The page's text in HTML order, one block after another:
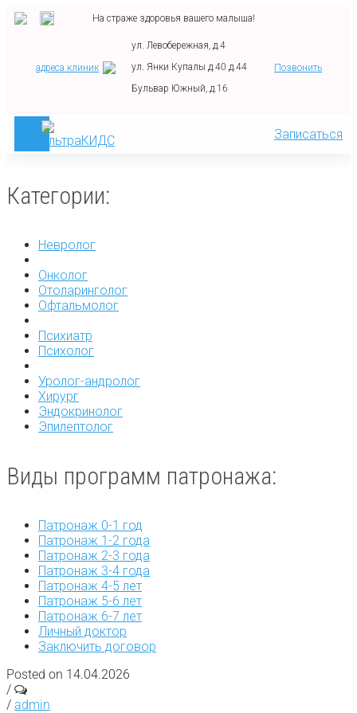
адреса клиник
ул. Левобережная, д.4
ул. Янки Купалы д.40 д.44
Бульвар Южный, д.16
На страже здоровья вашего малыша!
Позвонить
Записаться
Категории:
Невролог
Онколог
Отоларинголог
Офтальмолог
Психиатр
Психолог
Уролог-андролог
Хирург
Эндокринолог
Эпилептолог
Виды программ патронажа:
Патронаж 0-1 год
Патронаж 1-2 года
Патронаж 2-3 года
Патронаж 3-4 года
Патронаж 4-5 лет
Патронаж 5-6 лет
Патронаж 6-7 лет
Личный доктор
Заключить договор
Posted on 14.04.2026
/
/ admin